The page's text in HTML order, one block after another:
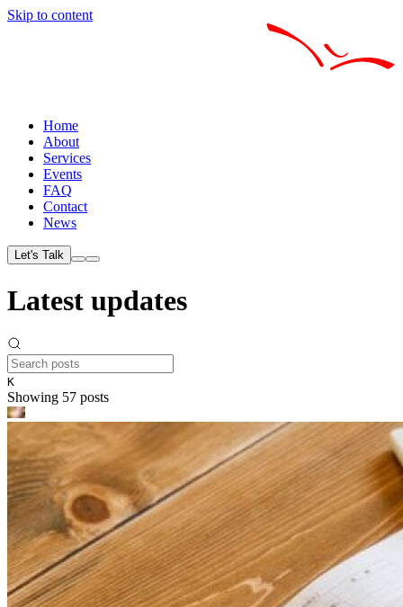
Skip to content
Home
About
Services
Events
FAQ
Contact
News
Let's Talk
Latest updates
K
Showing 57 posts